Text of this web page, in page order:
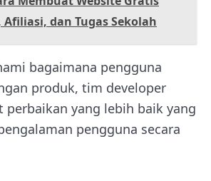
dan Tugas Sekolah
bagaimana pengguna
produk, tim developer
perbaikan yang lebih baik yang
pengguna secara